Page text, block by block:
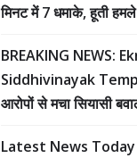
मिनट में 7 धमाके, हूती
BREAKING NEWS:
Siddhivinayak
आरोपों से मचा सियासी
Latest News